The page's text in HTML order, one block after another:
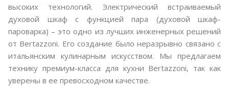
высоких технологий. Электрический встраиваемый
духовой шкаф с функцией пара (духовой шкаф-
пароварка) – это одно из лучших инженерных решений
от Bertazzoni. Его создание было неразрывно связано с
итальянским кулинарным искусством. Мы предлагаем
технику премиум-класса для кухни Bertazzoni, так как
уверены в ее превосходном качестве.